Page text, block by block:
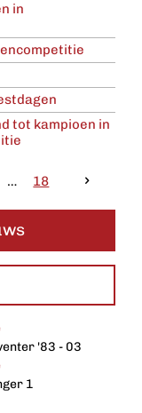
in
tot kampioen in
18
'83 - 03
1